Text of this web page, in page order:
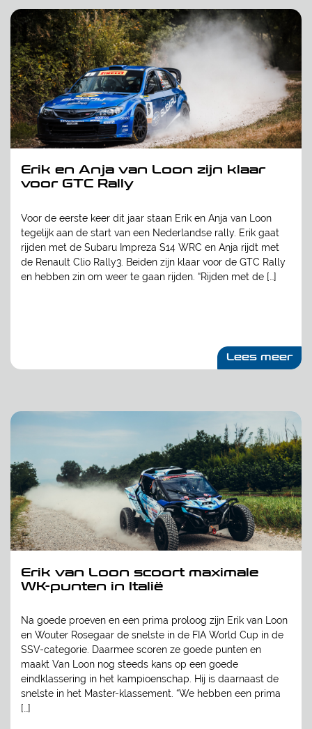
Erik en Anja van Loon zijn klaar
voor GTC Rally
Voor de eerste keer dit jaar staan Erik en Anja van Loon
tegelijk aan de start van een Nederlandse rally. Erik gaat
rijden met de Subaru Impreza S14 WRC en Anja rijdt met
de Renault Clio Rally3. Beiden zijn klaar voor de GTC Rally
en hebben zin om weer te gaan rijden. “Rijden met de […]
Lees meer
Erik van Loon scoort maximale
WK-punten in Italië
Na goede proeven en een prima proloog zijn Erik van Loon
en Wouter Rosegaar de snelste in de FIA World Cup in de
SSV-categorie. Daarmee scoren ze goede punten en
maakt Van Loon nog steeds kans op een goede
eindklassering in het kampioenschap. Hij is daarnaast de
snelste in het Master-klassement. “We hebben een prima
[…]